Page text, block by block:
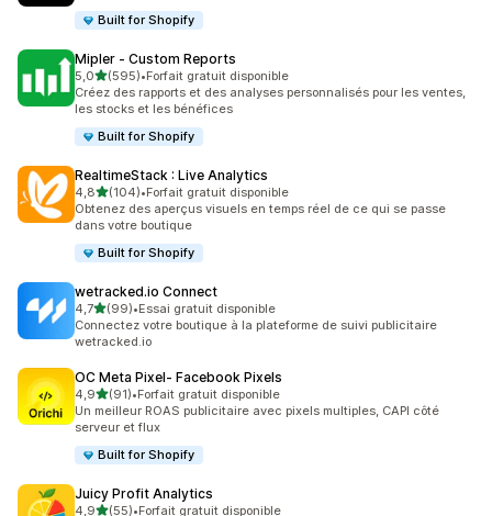
Built for Shopify
Mipler ‑ Custom Reports
5,0étoile(s) sur 5
(595)
595 avis au total
•Forfait gratuit disponible
Créez des rapports et des analyses personnalisés pour les ventes,
les stocks et les bénéfices
Built for Shopify
RealtimeStack : Live Analytics
4,8étoile(s) sur 5
(104)
104 avis au total
•Forfait gratuit disponible
Obtenez des aperçus visuels en temps réel de ce qui se passe
dans votre boutique
Built for Shopify
wetracked.io Connect
4,7étoile(s) sur 5
(99)
99 avis au total
•Essai gratuit disponible
Connectez votre boutique à la plateforme de suivi publicitaire
wetracked.io
OC Meta Pixel‑ Facebook Pixels
4,9étoile(s) sur 5
(91)
91 avis au total
•Forfait gratuit disponible
Un meilleur ROAS publicitaire avec pixels multiples, CAPI côté
serveur et flux
Built for Shopify
Juicy Profit Analytics
4,9étoile(s) sur 5
(55)•Forfait gratuit disponible